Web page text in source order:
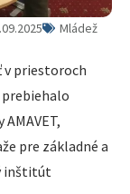
Mládež
v priestoroch
prebiehalo
pre základné a
inštitút